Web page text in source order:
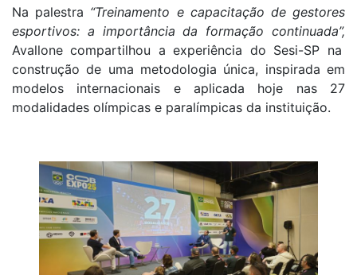
Na palestra “Treinamento e capacitação de gestores
esportivos: a importância da formação continuada”,
Avallone compartilhou a experiência do Sesi-SP na
construção de uma metodologia única, inspirada em
modelos internacionais e aplicada hoje nas 27
modalidades olímpicas e paralímpicas da instituição.